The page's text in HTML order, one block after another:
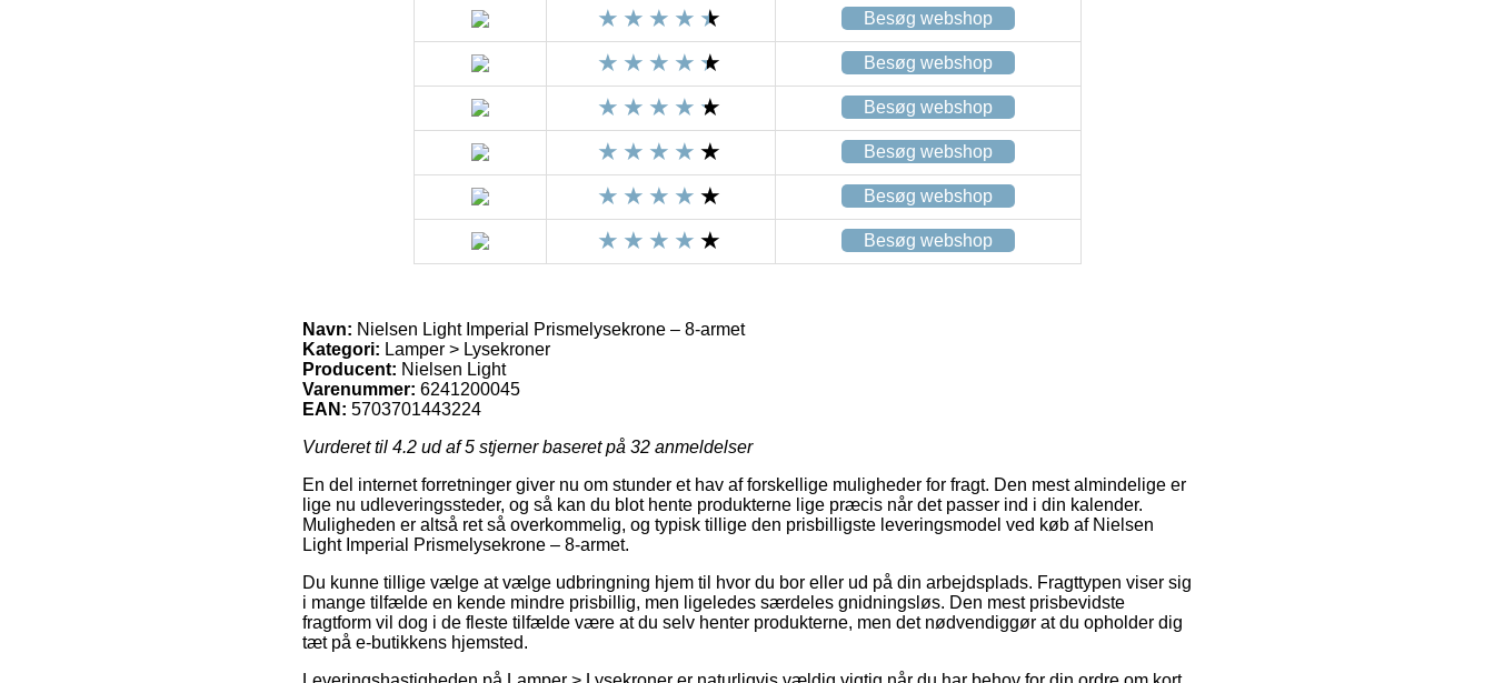
Besøg webshop
Besøg webshop
Besøg webshop
Besøg webshop
Besøg webshop
Besøg webshop
Navn: Nielsen Light Imperial Prismelysekrone – 8-armet
Kategori: Lamper > Lysekroner
Producent: Nielsen Light
Varenummer: 6241200045
EAN: 5703701443224
Vurderet til 4.2 ud af 5 stjerner baseret på 32 anmeldelser
En del internet forretninger giver nu om stunder et hav af forskellige muligheder for fragt. Den mest almindelige er
lige nu udleveringssteder, og så kan du blot hente produkterne lige præcis når det passer ind i din kalender.
Muligheden er altså ret så overkommelig, og typisk tillige den prisbilligste leveringsmodel ved køb af Nielsen
Light Imperial Prismelysekrone – 8-armet.
Du kunne tillige vælge at vælge udbringning hjem til hvor du bor eller ud på din arbejdsplads. Fragttypen viser sig
i mange tilfælde en kende mindre prisbillig, men ligeledes særdeles gnidningsløs. Den mest prisbevidste
fragtform vil dog i de fleste tilfælde være at du selv henter produkterne, men det nødvendiggør at du opholder dig
tæt på e-butikkens hjemsted.